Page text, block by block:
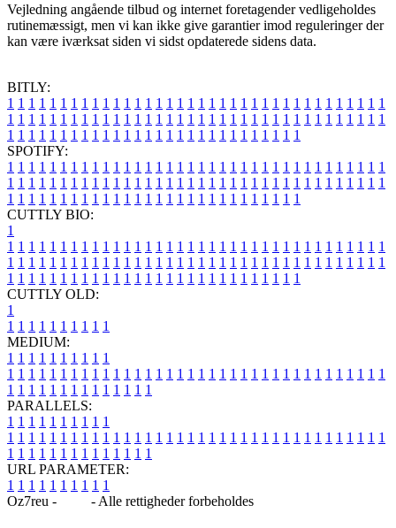
Vejledning angående tilbud og internet foretagender vedligeholdes
rutinemæssigt, men vi kan ikke give garantier imod reguleringer der
kan være iværksat siden vi sidst opdaterede sidens data.
BITLY:
1 1 1 1 1 1 1 1 1 1 1 1 1 1 1 1 1 1 1 1 1 1 1 1 1 1 1 1 1 1 1 1 1 1 1 1
1 1 1 1 1 1 1 1 1 1 1 1 1 1 1 1 1 1 1 1 1 1 1 1 1 1 1 1 1 1 1 1 1 1 1 1
1 1 1 1 1 1 1 1 1 1 1 1 1 1 1 1 1 1 1 1 1 1 1 1 1 1 1 1
SPOTIFY:
1 1 1 1 1 1 1 1 1 1 1 1 1 1 1 1 1 1 1 1 1 1 1 1 1 1 1 1 1 1 1 1 1 1 1 1
1 1 1 1 1 1 1 1 1 1 1 1 1 1 1 1 1 1 1 1 1 1 1 1 1 1 1 1 1 1 1 1 1 1 1 1
1 1 1 1 1 1 1 1 1 1 1 1 1 1 1 1 1 1 1 1 1 1 1 1 1 1 1 1
CUTTLY BIO:
1
1 1 1 1 1 1 1 1 1 1 1 1 1 1 1 1 1 1 1 1 1 1 1 1 1 1 1 1 1 1 1 1 1 1 1 1
1 1 1 1 1 1 1 1 1 1 1 1 1 1 1 1 1 1 1 1 1 1 1 1 1 1 1 1 1 1 1 1 1 1 1 1
1 1 1 1 1 1 1 1 1 1 1 1 1 1 1 1 1 1 1 1 1 1 1 1 1 1 1 1
CUTTLY OLD:
1
1 1 1 1 1 1 1 1 1 1
MEDIUM:
1 1 1 1 1 1 1 1 1 1
1 1 1 1 1 1 1 1 1 1 1 1 1 1 1 1 1 1 1 1 1 1 1 1 1 1 1 1 1 1 1 1 1 1 1 1
1 1 1 1 1 1 1 1 1 1 1 1 1 1
PARALLELS:
1 1 1 1 1 1 1 1 1 1
1 1 1 1 1 1 1 1 1 1 1 1 1 1 1 1 1 1 1 1 1 1 1 1 1 1 1 1 1 1 1 1 1 1 1 1
1 1 1 1 1 1 1 1 1 1 1 1 1 1
URL PARAMETER:
1 1 1 1 1 1 1 1 1 1
Oz7reu -
- Alle rettigheder forbeholdes